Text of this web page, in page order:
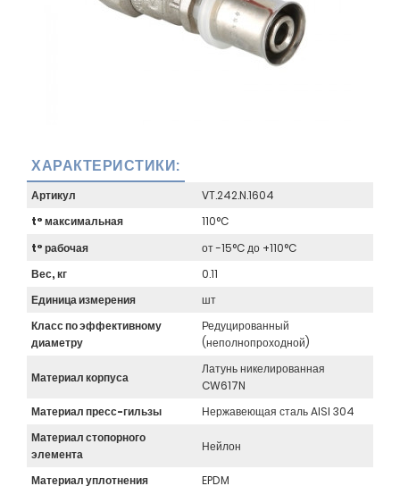
ХАРАКТЕРИСТИКИ:
Артикул
VT.242.N.1604
t° максимальная
110°C
t° рабочая
от -15°C до +110°C
Вес, кг
0.11
Единица измерения
шт
Класс по эффективному
диаметру
Редуцированный
(неполнопроходной)
Материал корпуса
Латунь никелированная
CW617N
Материал пресс-гильзы
Нержавеющая сталь AISI 304
Материал стопорного
элемента
Нейлон
Материал уплотнения
EPDM